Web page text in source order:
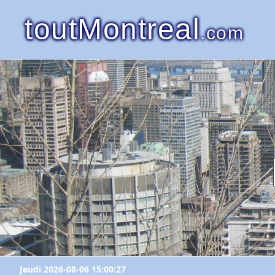
toutMontreal.com
Jeudi 2026-08-06 15:00:27